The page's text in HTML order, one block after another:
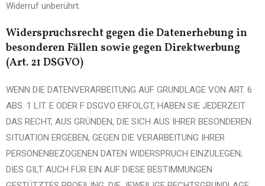
Widerruf unberührt.
Widerspruchsrecht gegen die Datenerhebung in
besonderen Fällen sowie gegen Direktwerbung
(Art. 21 DSGVO)
WENN DIE DATENVERARBEITUNG AUF GRUNDLAGE VON ART. 6
ABS. 1 LIT. E ODER F DSGVO ERFOLGT, HABEN SIE JEDERZEIT
DAS RECHT, AUS GRÜNDEN, DIE SICH AUS IHRER BESONDEREN
SITUATION ERGEBEN, GEGEN DIE VERARBEITUNG IHRER
PERSONENBEZOGENEN DATEN WIDERSPRUCH EINZULEGEN;
DIES GILT AUCH FÜR EIN AUF DIESE BESTIMMUNGEN